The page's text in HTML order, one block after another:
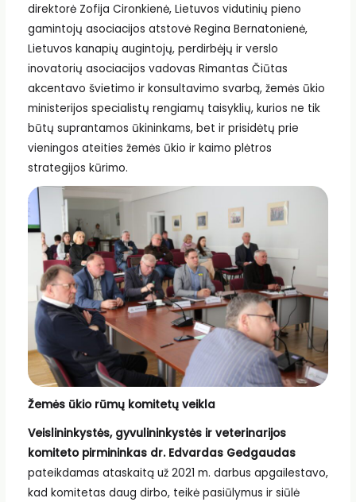
direktorė Zofija Cironkienė, Lietuvos vidutinių pieno
gamintojų asociacijos atstovė Regina Bernatonienė,
Lietuvos kanapių augintojų, perdirbėjų ir verslo
inovatorių asociacijos vadovas Rimantas Čiūtas
akcentavo švietimo ir konsultavimo svarbą, žemės ūkio
ministerijos specialistų rengiamų taisyklių, kurios ne tik
būtų suprantamos ūkininkams, bet ir prisidėtų prie
vieningos ateities žemės ūkio ir kaimo plėtros
strategijos kūrimo.
Žemės ūkio rūmų komitetų veikla
Veislininkystės, gyvulininkystės ir veterinarijos
komiteto pirmininkas dr. Edvardas Gedgaudas
pateikdamas ataskaitą už 2021 m. darbus apgailestavo,
kad komitetas daug dirbo, teikė pasiūlymus ir siūlė